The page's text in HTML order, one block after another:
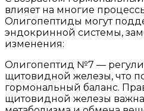
влияет на многие
Олигопептиды могут
эндокринной системы,
изменения:
Олигопептид №7 —
щитовидной железы, что
гормональный баланс.
щитовидной железы